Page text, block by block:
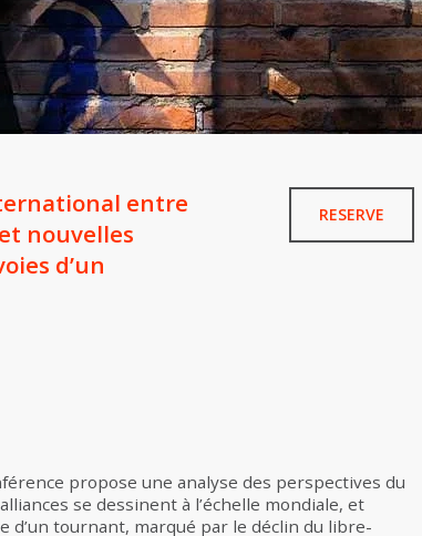
entre
nouvelles
d’un
RESERVE
propose une analyse des perspectives du
se dessinent à l’échelle mondiale, et
d’un tournant, marqué par le déclin du libre-